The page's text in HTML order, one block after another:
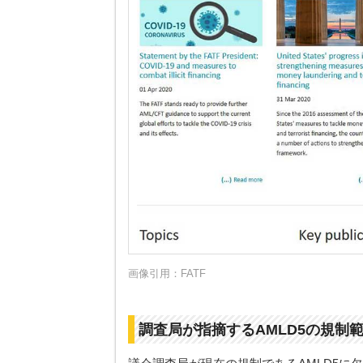
画像引用： FATF
調査局が指摘するAMLD5の規制